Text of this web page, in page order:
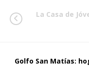
La Casa de
Golfo San Matías: